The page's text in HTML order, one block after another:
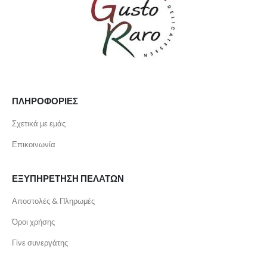
ΠΛΗΡΟΦΟΡΙΕΣ
Σχετικά με εμάς
Επικοινωνία
ΕΞΥΠΗΡΕΤΗΣΗ ΠΕΛΑΤΩΝ
Αποστολές & Πληρωμές
Όροι χρήσης
Γίνε συνεργάτης